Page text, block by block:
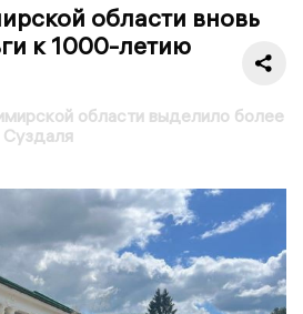
области вновь
к 1000-летию
области выделило более